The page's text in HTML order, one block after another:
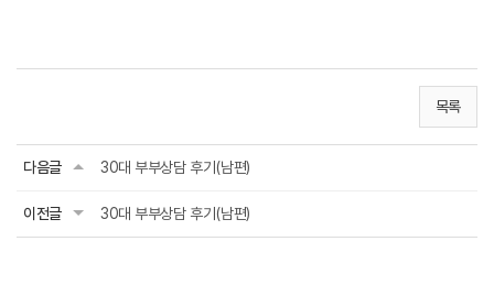
목록
다음글 30대 부부상담 후기(남편)
이전글 30대 부부상담 후기(남편)